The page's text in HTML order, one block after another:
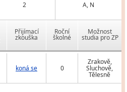
2 A, N
Přijímací
zkouška
Roční
školné
Možnost
studia pro ZP
koná se 0
Zrakově,
Sluchově,
Tělesně